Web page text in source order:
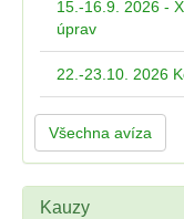
15.-16.9. 2026 -
úprav
22.-23.10. 2026
Všechna avíza
Kauzy